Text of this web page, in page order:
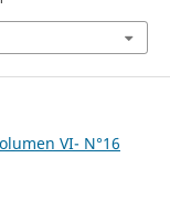
VI- N°16